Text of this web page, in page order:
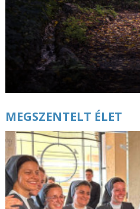
MEGSZENTELT ÉLET